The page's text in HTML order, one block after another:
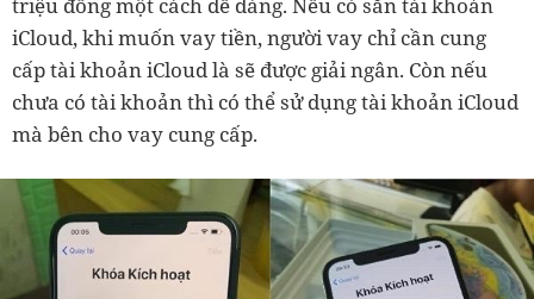
triệu đồng một cách dễ dàng. Nếu có sẵn tài khoản
iCloud, khi muốn vay tiền, người vay chỉ cần cung
cấp tài khoản iCloud là sẽ được giải ngân. Còn nếu
chưa có tài khoản thì có thể sử dụng tài khoản iCloud
mà bên cho vay cung cấp.